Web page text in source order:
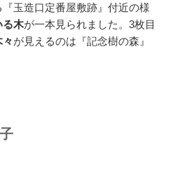
玉造口定番屋敷跡』付近の様
る木が一本見られました。3枚目
が見えるのは『記念樹の森』